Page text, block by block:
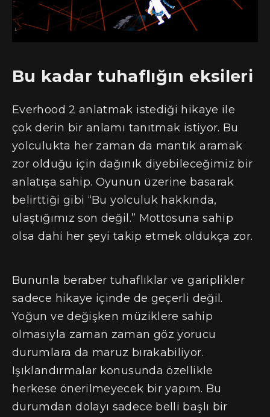
Bu kadar tuhaflığın eksileri
Everhood 2 anlatmak istediği hikaye ile
çok derin bir anlamı tanıtmak istiyor. Bu
yolculukta her zaman da mantık aramak
zor olduğu için dağınık diyebileceğimiz bir
anlatışa sahip. Oyunun üzerine basarak
belirttiği gibi “Bu yolculuk hakkında,
ulaştığımız son değil.” Mottosuna sahip
olsa dahi her şeyi takip etmek oldukça zor.
Bununla beraber tuhaflıklar ve gariplikler
sadece hikaye içinde de geçerli değil.
Yoğun ve değişken müziklere sahip
olmasıyla zaman zaman göz yorucu
durumlara da maruz bırakabiliyor.
Işıklandırmalar konusunda özellikle
herkese önerilmeyecek bir yapım. Bu
durumdan dolayı sadece belli başlı bir